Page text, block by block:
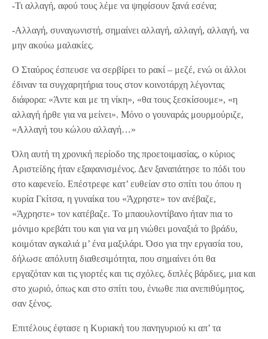
-Τι αλλαγή, αφού τους λέμε να ψηφίσουν ξανά εσένα;
-Αλλαγή, συναγωνιστή, σημαίνει αλλαγή, αλλαγή, αλλαγή, να
μην ακούω μαλακίες.
Ο Σταύρος έσπευσε να σερβίρει το ρακί – μεζέ, ενώ οι άλλοι
έδιναν τα συγχαρητήρια τους στον κοινοτάρχη λέγοντας
διάφορα: «Άντε και με τη νίκη», «θα τους ξεσκίσουμε», «η
αλλαγή ήρθε για να μείνει». Μόνο ο γουναράς μουρμούριζε,
«Αλλαγή του κώλου αλλαγή…»
Όλη αυτή τη χρονική περίοδο της προετοιμασίας, ο κύριος
Αριστείδης ήταν εξαφανισμένος. Δεν ξαναπάτησε το πόδι του
στο καφενείο. Επέστρεφε κατ’ ευθείαν στο σπίτι του όπου η
κυρία Γκίτσα, η γυναίκα του «Άχρηστε» τον ανέβαζε,
«Άχρηστε» τον κατέβαζε. Το μπαουλοντίβανο ήταν πια το
μόνιμο κρεβάτι του και για να μη νιώθει μοναξιά το βράδυ,
κοιμόταν αγκαλιά μ’ ένα μαξιλάρι. Όσο για την εργασία του,
δήλωσε απόλυτη διαθεσιμότητα, που σημαίνει ότι θα
εργαζόταν και τις γιορτές και τις σχόλες, διπλές βάρδιες, μια και
στο χωριό, όπως και στο σπίτι του, ένιωθε πια ανεπιθύμητος,
σαν ξένος.
Επιτέλους έφτασε η Κυριακή του πανηγυριού κι απ’ τα